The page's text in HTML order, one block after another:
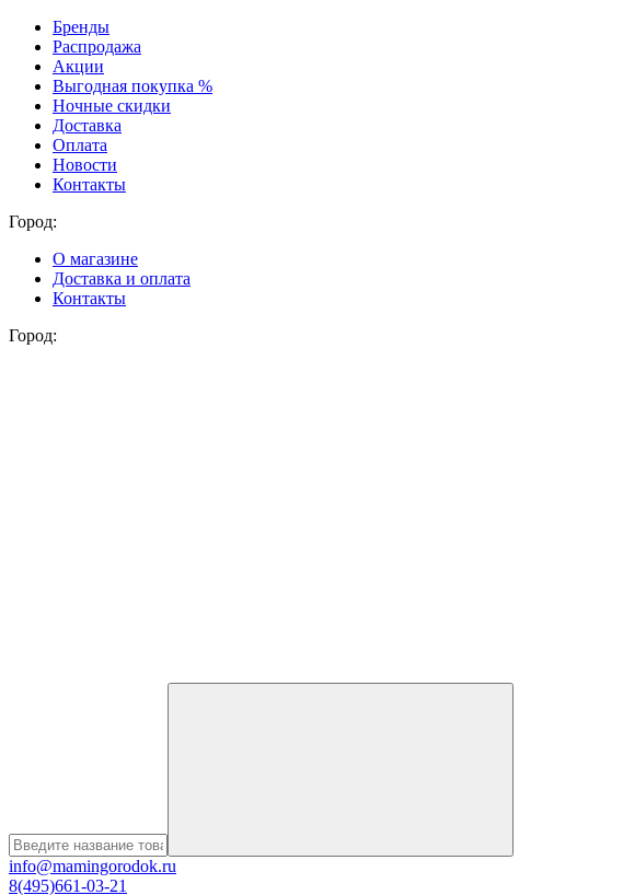
Бренды
Распродажа
Акции
Выгодная покупка %
Ночные скидки
Доставка
Оплата
Новости
Контакты
Город:
О магазине
Доставка и оплата
Контакты
Город:
info@mamingorodok.ru
8(495)661-03-21